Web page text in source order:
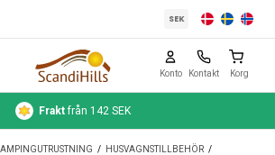
SEK
Konto Kontakt Korg
Fraktfrån 142 SEK
/ HUSVAGNSTILLBEHÖR /